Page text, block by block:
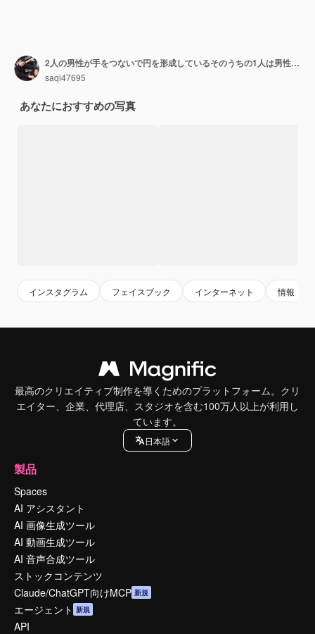
2人の男性が手をつないで円を形成しているそのうちの1人は男性の象徴でありもう1人は他の男性と手をつなぐ
saqi47695
あなたにおすすめの写真
インスタグラム フェイスブック インターネット 情報
最高のクリエイティブ制作を導くためのプラットフォーム。クリ
エイター、企業、代理店、スタジオを含む100万人以上が利用し
ています。
日本語
製品
Spaces
AI アシスタント
AI 画像生成ツール
AI 動画生成ツール
AI 音声合成ツール
ストックコンテンツ
Claude/ChatGPT向けMCP 新規
エージェント 新規
API